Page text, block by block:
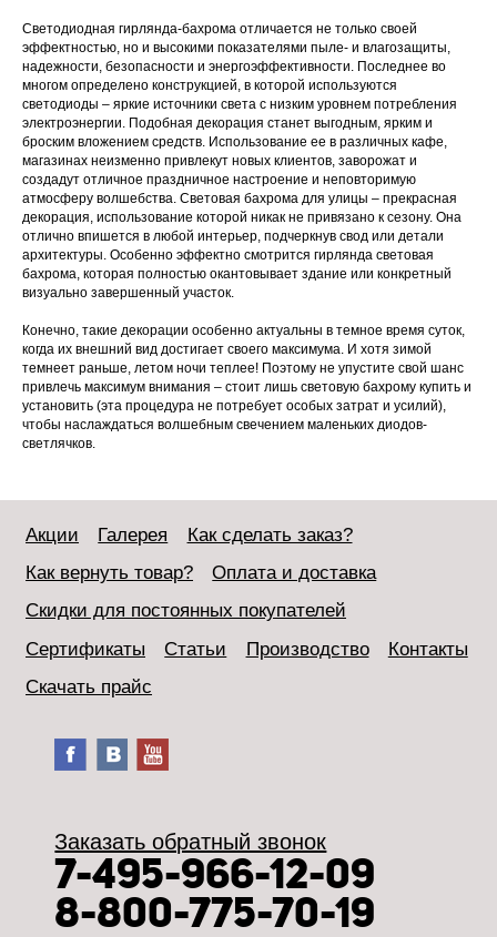
Светодиодная гирлянда-бахрома отличается не только своей
эффектностью, но и высокими показателями пыле- и влагозащиты,
надежности, безопасности и энергоэффективности. Последнее во
многом определено конструкцией, в которой используются
светодиоды – яркие источники света с низким уровнем потребления
электроэнергии. Подобная декорация станет выгодным, ярким и
броским вложением средств. Использование ее в различных кафе,
магазинах неизменно привлекут новых клиентов, заворожат и
создадут отличное праздничное настроение и неповторимую
атмосферу волшебства. Световая бахрома для улицы – прекрасная
декорация, использование которой никак не привязано к сезону. Она
отлично впишется в любой интерьер, подчеркнув свод или детали
архитектуры. Особенно эффектно смотрится гирлянда световая
бахрома, которая полностью окантовывает здание или конкретный
визуально завершенный участок.
Конечно, такие декорации особенно актуальны в темное время суток,
когда их внешний вид достигает своего максимума. И хотя зимой
темнеет раньше, летом ночи теплее! Поэтому не упустите свой шанс
привлечь максимум внимания – стоит лишь световую бахрому купить и
установить (эта процедура не потребует особых затрат и усилий),
чтобы наслаждаться волшебным свечением маленьких диодов-
светлячков.
Акции Галерея
Как сделать заказ?
Как вернуть товар?
Оплата и доставка
Скидки для постоянных покупателей
Сертификаты
Статьи Производство
Контакты
Скачать прайс
Заказать обратный звонок
7-495-966-12-09
8-800-775-70-19